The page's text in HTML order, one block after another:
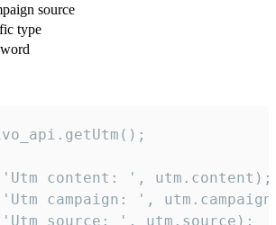
source
type
content: ', utm.content);
campaign: ',
source: ', utm.source);